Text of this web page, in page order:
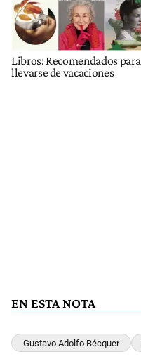
Libros: Recomendados para
llevarse de vacaciones
EN ESTA NOTA
Gustavo Adolfo Bécquer